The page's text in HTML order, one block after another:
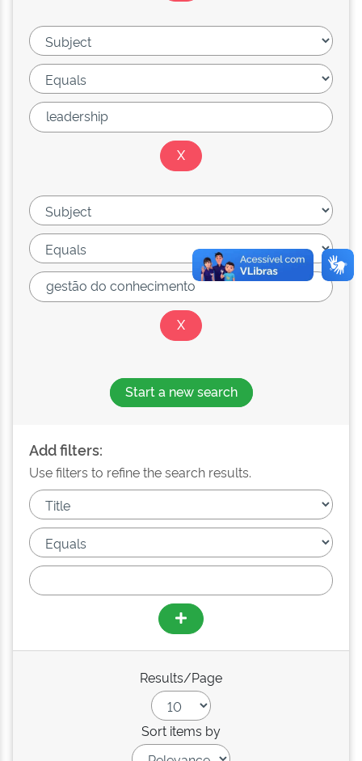
Start a new search
Add filters:
Use filters to refine the search results.
Results/Page
Sort items by